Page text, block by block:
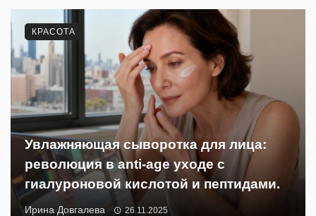
Увлажняющая сыворотка для лица:
революция в anti-age уходе с
гиалуроновой кислотой и пептидами.
Ирина Довгалева 26.11.2025
КРАСОТА